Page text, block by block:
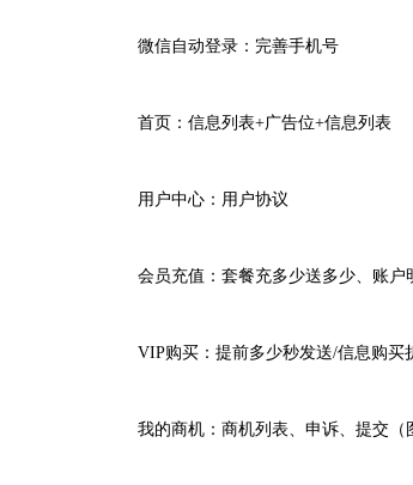
微信自动登录：完善手机号
首页： 信息列表+广告位+信息列表
用户中心：用户协议
会员充值：套餐充多少送多少、账户
VIP购买： 提前多少秒发送/信息购买
我的商机：商机列表、申诉、 提交（